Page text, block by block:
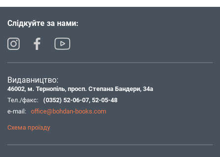
Слідкуйте за нами:
Видавництво:
46002, м. Тернопіль, просп. Степана Бандери, 34а
Тел./факс:
(0352) 52-06-07, 52-05-48
e-mail:
office@bohdan-books.com
Схема проїзду